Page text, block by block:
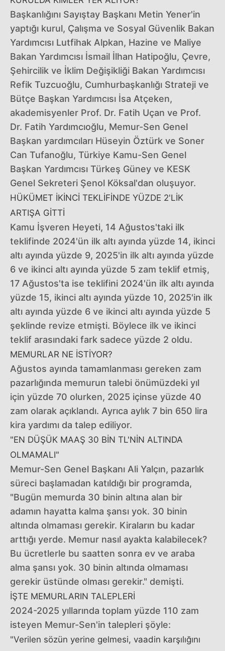
Başkanlığını Sayıştay Başkanı Metin Yener'in
yaptığı kurul, Çalışma ve Sosyal Güvenlik Bakan
Yardımcısı Lutfihak Alpkan, Hazine ve Maliye
Bakan Yardımcısı İsmail İlhan Hatipoğlu, Çevre,
Şehircilik ve İklim Değişikliği Bakan Yardımcısı
Refik Tuzcuoğlu, Cumhurbaşkanlığı Strateji ve
Bütçe Başkan Yardımcısı İsa Atçeken,
akademisyenler Prof. Dr. Fatih Uçan ve Prof.
Dr. Fatih Yardımcıoğlu, Memur-Sen Genel
Başkan yardımcıları Hüseyin Öztürk ve Soner
Can Tufanoğlu, Türkiye Kamu-Sen Genel
Başkan Yardımcısı Türkeş Güney ve KESK
Genel Sekreteri Şenol Köksal'dan oluşuyor.
HÜKÜMET İKİNCİ TEKLİFİNDE YÜZDE 2'LİK
ARTIŞA GİTTİ
Kamu İşveren Heyeti, 14 Ağustos'taki ilk
teklifinde 2024'ün ilk altı ayında yüzde 14, ikinci
altı ayında yüzde 9, 2025'in ilk altı ayında yüzde
6 ve ikinci altı ayında yüzde 5 zam teklif etmiş,
17 Ağustos'ta ise teklifini 2024'ün ilk altı ayında
yüzde 15, ikinci altı ayında yüzde 10, 2025'in ilk
altı ayında yüzde 6 ve ikinci altı ayında yüzde 5
şeklinde revize etmişti. Böylece ilk ve ikinci
teklif arasındaki fark sadece yüzde 2 oldu.
MEMURLAR NE İSTİYOR?
Ağustos ayında tamamlanması gereken zam
pazarlığında memurun talebi önümüzdeki yıl
için yüzde 70 olurken, 2025 içinse yüzde 40
zam olarak açıklandı. Ayrıca aylık 7 bin 650 lira
kira yardımı da talep ediliyor.
"EN DÜŞÜK MAAŞ 30 BİN TL'NİN ALTINDA
OLMAMALI"
Memur-Sen Genel Başkanı Ali Yalçın, pazarlık
süreci başlamadan katıldığı bir programda,
"Bugün memurda 30 binin altına alan bir
adamın hayatta kalma şansı yok. 30 binin
altında olmaması gerekir. Kiraların bu kadar
arttığı yerde. Memur nasıl ayakta kalabilecek?
Bu ücretlerle bu saatten sonra ev ve araba
alma şansı yok. 30 binin altında olmaması
gerekir üstünde olması gerekir." demişti.
İŞTE MEMURLARIN TALEPLERİ
2024-2025 yıllarında toplam yüzde 110 zam
isteyen Memur-Sen'in talepleri şöyle:
"Verilen sözün yerine gelmesi, vaadin karşılığını